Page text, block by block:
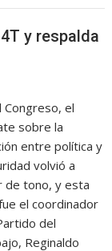
y respalda
Congreso, el
sobre la
entre política y
volvió a
de tono, y esta
el coordinador
del
Reginaldo